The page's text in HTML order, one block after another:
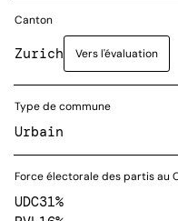
Canton
Zurich Vers l'évaluation
Type de commune
Urbain
Force électorale des partis au
UDC31%